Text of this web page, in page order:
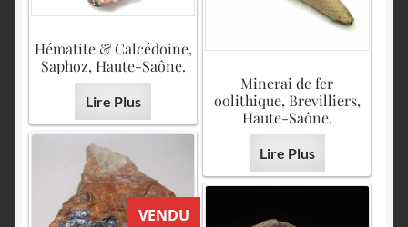
Hématite & Calcédoine,
Saphoz, Haute-Saône.
Lire Plus
Minerai de fer
oolithique, Brevilliers,
Haute-Saône.
Lire Plus
VENDU